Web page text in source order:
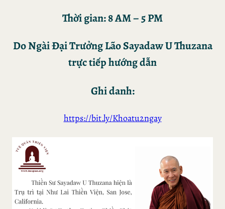
Thời gian: 8 AM – 5 PM
DoNgài Đại Trưởng Lão Sayadaw U Thuzana
trực tiếp hướng dẫn
Ghi danh:
https://bit.ly/Khoatu2ngay